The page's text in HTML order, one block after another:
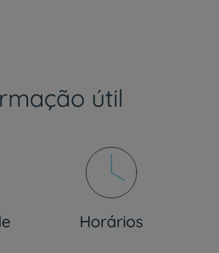
útil
Horários